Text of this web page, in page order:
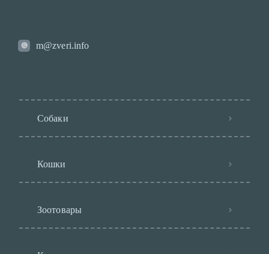
m@zveri.info
Собаки
Кошки
Зоотовары